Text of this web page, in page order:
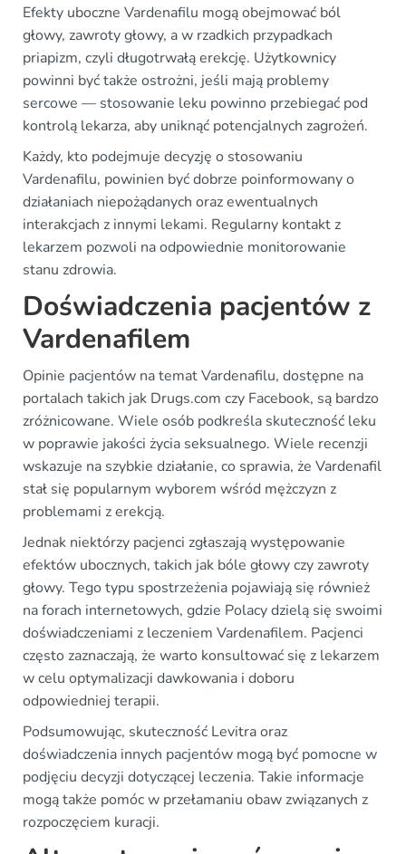
Efekty uboczne Vardenafilu mogą obejmować ból
głowy, zawroty głowy, a w rzadkich przypadkach
priapizm, czyli długotrwałą erekcję. Użytkownicy
powinni być także ostrożni, jeśli mają problemy
sercowe — stosowanie leku powinno przebiegać pod
kontrolą lekarza, aby uniknąć potencjalnych zagrożeń.
Każdy, kto podejmuje decyzję o stosowaniu
Vardenafilu, powinien być dobrze poinformowany o
działaniach niepożądanych oraz ewentualnych
interakcjach z innymi lekami. Regularny kontakt z
lekarzem pozwoli na odpowiednie monitorowanie
stanu zdrowia.
Doświadczenia pacjentów z
Vardenafilem
Opinie pacjentów na temat Vardenafilu, dostępne na
portalach takich jak Drugs.com czy Facebook, są bardzo
zróżnicowane. Wiele osób podkreśla skuteczność leku
w poprawie jakości życia seksualnego. Wiele recenzji
wskazuje na szybkie działanie, co sprawia, że Vardenafil
stał się popularnym wyborem wśród mężczyzn z
problemami z erekcją.
Jednak niektórzy pacjenci zgłaszają występowanie
efektów ubocznych, takich jak bóle głowy czy zawroty
głowy. Tego typu spostrzeżenia pojawiają się również
na forach internetowych, gdzie Polacy dzielą się swoimi
doświadczeniami z leczeniem Vardenafilem. Pacjenci
często zaznaczają, że warto konsultować się z lekarzem
w celu optymalizacji dawkowania i doboru
odpowiedniej terapii.
Podsumowując, skuteczność Levitra oraz
doświadczenia innych pacjentów mogą być pomocne w
podjęciu decyzji dotyczącej leczenia. Takie informacje
mogą także pomóc w przełamaniu obaw związanych z
rozpoczęciem kuracji.